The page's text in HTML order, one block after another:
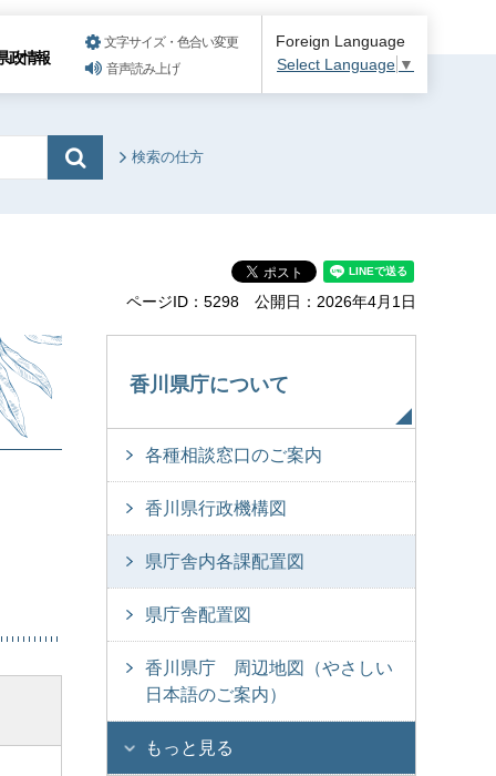
政情報
文字サイズ・色合い変更
音声読み上げ
Foreign Language
Select Language ▼
検索の仕方
ページID：5298 公開日：2026年4月1日
香川県庁について
各種相談窓口のご案内
香川県行政機構図
県庁舎内各課配置図
県庁舎配置図
香川県庁 周辺地図（やさしい
日本語のご案内）
もっと見る